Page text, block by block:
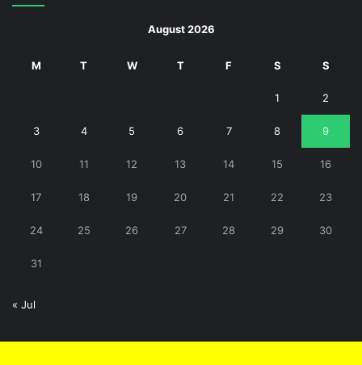
August 2026
M T W T F S S
1 2
3 4 5 6 7 8 9
10 11 12 13 14 15 16
17 18 19 20 21 22 23
24 25 26 27 28 29 30
31
« Jul